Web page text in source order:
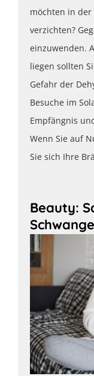
möchten in
verzichten?
einzuwenden.
liegen sollten
Gefahr der
Besuche im
Empfängnis
Wenn Sie auf
Sie sich Ihre
Beauty: